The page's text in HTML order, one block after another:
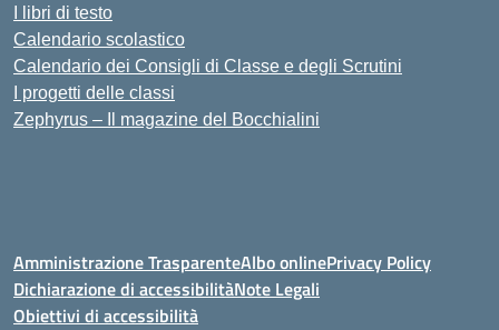
I libri di testo
Calendario scolastico
Calendario dei Consigli di Classe e degli Scrutini
I progetti delle classi
Zephyrus – Il magazine del Bocchialini
Amministrazione TrasparenteAlbo onlinePrivacy Policy
Dichiarazione di accessibilitàNote Legali
Obiettivi di accessibilità